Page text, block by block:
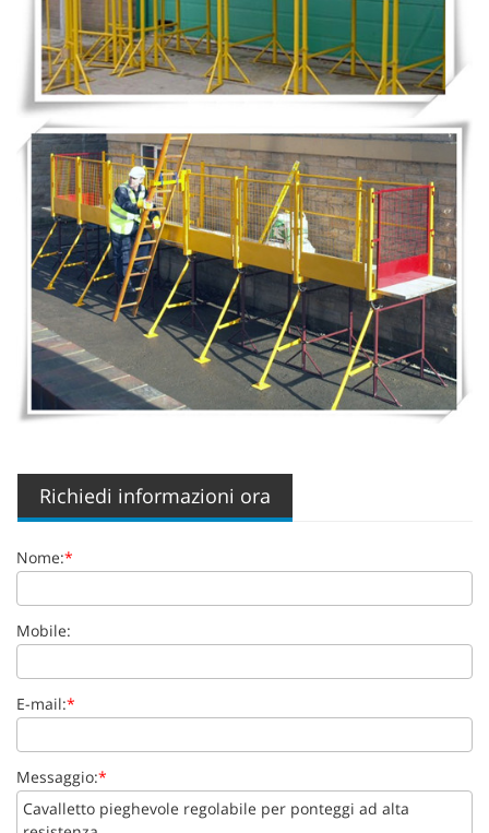
Richiedi informazioni ora
Nome:*
Mobile:
E-mail:*
Messaggio:*